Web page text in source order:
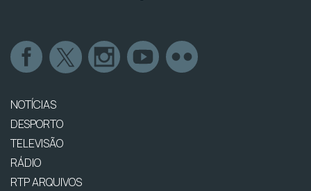
NOTÍCIAS
DESPORTO
TELEVISÃO
RÁDIO
RTP ARQUIVOS